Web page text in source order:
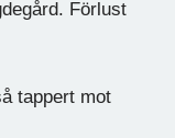
Förlust
tappert mot